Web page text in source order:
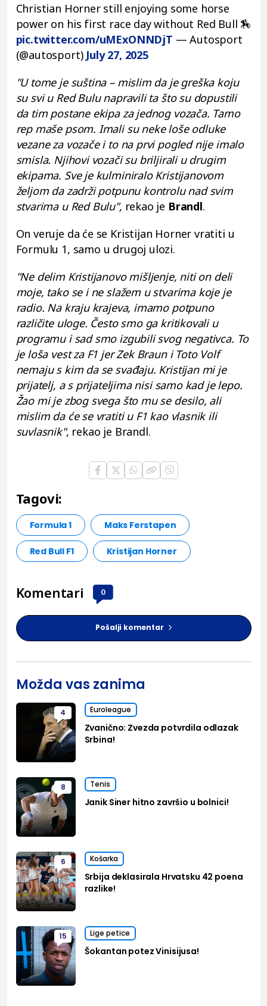
Christian Horner still enjoying some horse
power on his first race day without Red Bull 🏇
pic.twitter.com/uMExONNDjT — Autosport
(@autosport) July 27, 2025
"U tome je suština – mislim da je greška koju
su svi u Red Bulu napravili ta što su dopustili
da tim postane ekipa za jednog vozača. Tamo
rep maše psom. Imali su neke loše odluke
vezane za vozače i to na prvi pogled nije imalo
smisla. Njihovi vozači su briljirali u drugim
ekipama. Sve je kulminiralo Kristijanovom
željom da zadrži potpunu kontrolu nad svim
stvarima u Red Bulu", rekao je Brandl.
On veruje da će se Kristijan Horner vratiti u
Formulu 1, samo u drugoj ulozi.
"Ne delim Kristijanovo mišljenje, niti on deli
moje, tako se i ne slažem u stvarima koje je
radio. Na kraju krajeva, imamo potpuno
različite uloge. Često smo ga kritikovali u
programu i sad smo izgubili svog negativca. To
je loša vest za F1 jer Zek Braun i Toto Volf
nemaju s kim da se svađaju. Kristijan mi je
prijatelj, a s prijateljima nisi samo kad je lepo.
Žao mi je zbog svega što mu se desilo, ali
mislim da će se vratiti u F1 kao vlasnik ili
suvlasnik", rekao je Brandl.
Tagovi:
Formula 1 Maks Ferstapen
Red Bull F1 Kristijan Horner
Komentari 0
Pošalji komentar
Možda vas zanima
4 Euroleague
Zvanično: Zvezda potvrdila odlazak
Srbina!
8 Tenis
Janik Siner hitno završio u bolnici!
6 Košarka
Srbija deklasirala Hrvatsku 42 poena
razlike!
15 Lige petice
Šokantan potez Vinisijusa!